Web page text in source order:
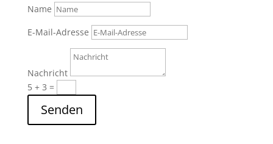
Name
E-Mail-Adresse
Nachricht
5 + 3 =
Senden